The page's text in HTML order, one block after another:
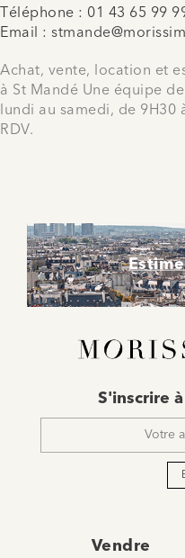
Téléphone : 01 43 65 99
Email :
Achat, vente, location et
à St Mandé Une équipe
lundi au samedi, de 9H30
RDV.
mail
S'inscrire
Vendre